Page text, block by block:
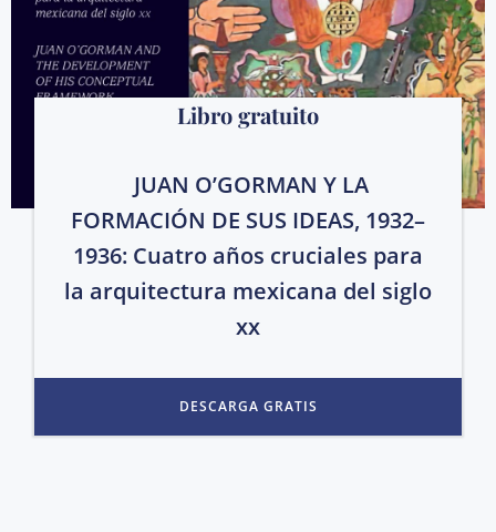
Libro gratuito
JUAN O’GORMAN Y LA
FORMACIÓN DE SUS IDEAS, 1932–
1936: Cuatro años cruciales para
la arquitectura mexicana del siglo
xx
DESCARGA GRATIS